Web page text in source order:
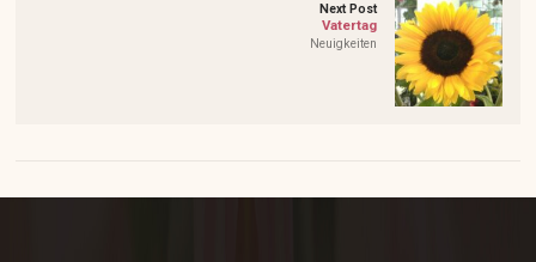
Next Post
Vatertag
Neuigkeiten